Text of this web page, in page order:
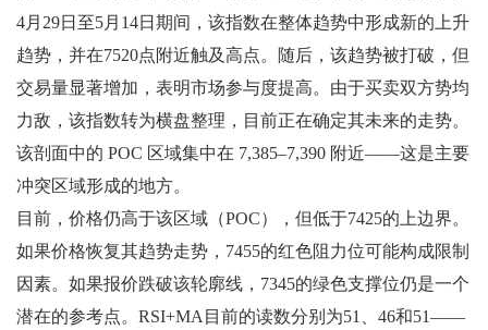
4月29日至5月14日期间，该指数在整体趋势中形成新的上升
趋势，并在7520点附近触及高点。随后，该趋势被打破，但
交易量显著增加，表明市场参与度提高。由于买卖双方势均
力敌，该指数转为横盘整理，目前正在确定其未来的走势。
该剖面中的 POC 区域集中在 7,385–7,390 附近——这是主要
冲突区域形成的地方。
目前，价格仍高于该区域（POC），但低于7425的上边界。
如果价格恢复其趋势走势，7455的红色阻力位可能构成限制
因素。如果报价跌破该轮廓线，7345的绿色支撑位仍是一个
潜在的参考点。RSI+MA目前的读数分别为51、46和51——